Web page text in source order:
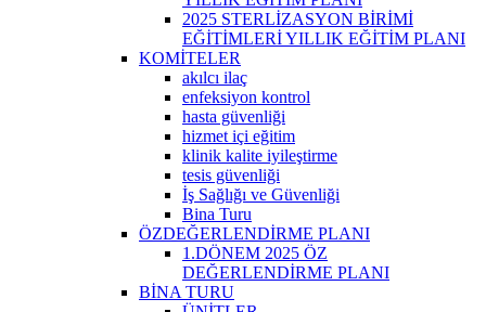
2025 STERLİZASYON BİRİMİ
EĞİTİMLERİ YILLIK EĞİTİM PLANI
KOMİTELER
akılcı ilaç
enfeksiyon kontrol
hasta güvenliği
hizmet içi eğitim
klinik kalite iyileştirme
tesis güvenliği
İş Sağlığı ve Güvenliği
Bina Turu
ÖZDEĞERLENDİRME PLANI
1.DÖNEM 2025 ÖZ
DEĞERLENDİRME PLANI
BİNA TURU